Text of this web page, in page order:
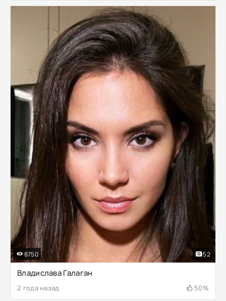
Владислава Галаган
2 года назад 50%
8750 52